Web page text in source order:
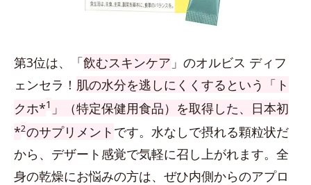
第3位は、「飲むスキンケア 」のオルビス ディフ
ェンセラ！ 肌の水分を逃しにくくするという「ト
クホ*1 」（特定保健用食品）を取得した、日本初
*2のサプリメント です。水なしで摂れる顆粒状だ
から、デザート感覚で気軽に召し上がれます。全
身の乾燥にお悩みの方は、ぜひ内側からのアプロ